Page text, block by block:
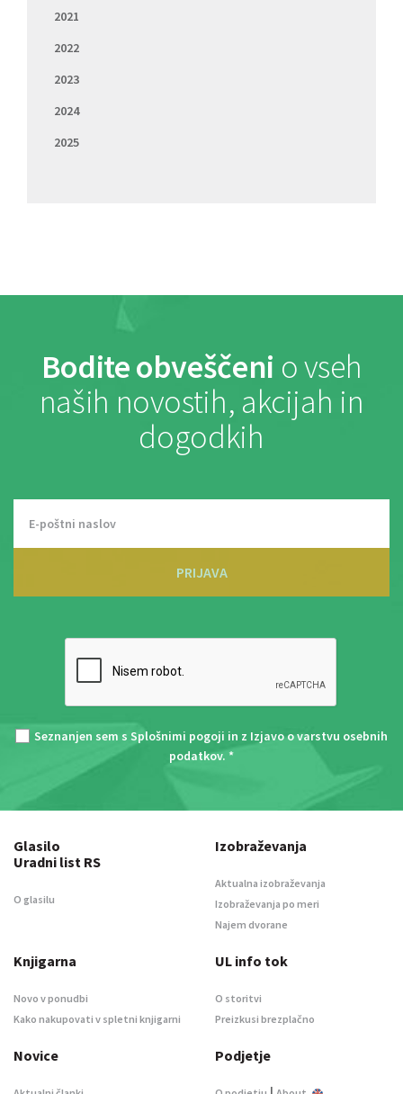
2021
2022
2023
2024
2025
Bodite obveščeni o vseh
naših novostih, akcijah in
dogodkih
PRIJAVA
Seznanjen sem s Splošnimi pogoji in z Izjavo o varstvu osebnih
podatkov. *
Glasilo
Uradni list RS
O glasilu
Izobraževanja
Aktualna izobraževanja
Izobraževanja po meri
Najem dvorane
Knjigarna
Novo v ponudbi
Kako nakupovati v spletni knjigarni
UL info tok
O storitvi
Preizkusi brezplačno
Novice Podjetje